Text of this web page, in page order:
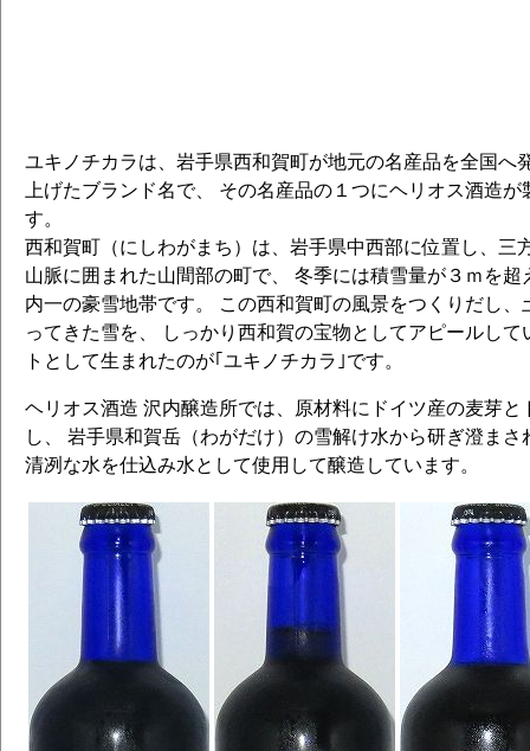
ユキノチカラは、岩手県西和賀町が地元の名産品を全国へ
上げたブランド名で、 その名産品の１つにヘリオス酒造
す。
西和賀町（にしわがまち）は、岩手県中西部に位置し、三
山脈に囲まれた山間部の町で、 冬季には積雪量が３ｍを
内一の豪雪地帯です。 この西和賀町の風景をつくりだし
ってきた雪を、 しっかり西和賀の宝物としてアピールし
トとして生まれたのが｢ユキノチカラ｣です。
ヘリオス酒造 沢内醸造所では、原材料にドイツ産の麦芽と
し、 岩手県和賀岳（わがだけ）の雪解け水から研ぎ澄ま
清冽な水を仕込み水として使用して醸造しています。